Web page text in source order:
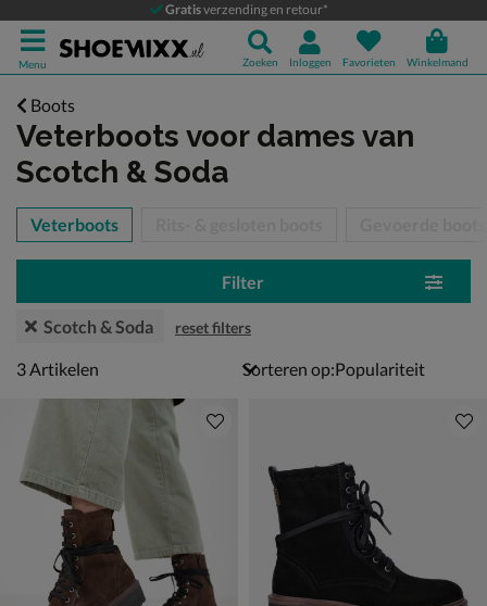
Gratisverzending en retour*
Menu Zoeken Inloggen Favorieten Winkelmand
Boots
Veterboots voor dames van
Scotch & Soda
over
Veterboots
Filter
Scotch & Soda reset filters
3 artikelen
3Artikelen Sorteren op: